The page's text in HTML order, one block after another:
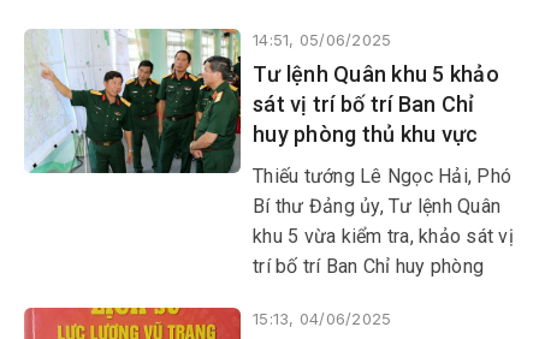
phòng về tham gia hoạt động gìn giữ hòa bình LHQ.
14:51, 05/06/2025
Tư lệnh Quân khu 5 khảo
sát vị trí bố trí Ban Chỉ
huy phòng thủ khu vực
Thiếu tướng Lê Ngọc Hải, Phó
Bí thư Đảng ủy, Tư lệnh Quân
khu 5 vừa kiểm tra, khảo sát vị
trí bố trí Ban Chỉ huy phòng
bàn tỉnh.
15:13, 04/06/2025